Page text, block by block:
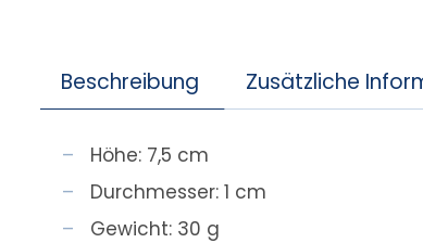
Beschreibung Zusätzliche
Höhe: 7,5 cm
Durchmesser: 1 cm
Gewicht: 30 g